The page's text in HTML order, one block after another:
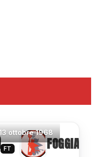
ottobre 1968
FT FOGGIA